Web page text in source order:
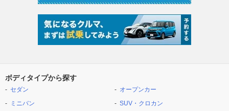
ボディタイプから探す
セダン
ミニバン
オープンカー
SUV・クロカン